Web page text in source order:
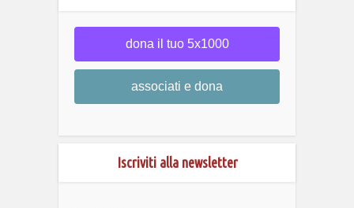
dona il tuo 5x1000
associati e dona
Iscriviti alla newsletter